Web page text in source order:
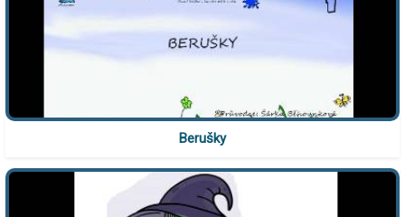
Berušky